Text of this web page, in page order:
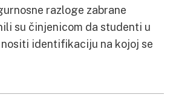
razloge zabrane
su činjenicom da studenti u
nositi identifikaciju na kojoj se